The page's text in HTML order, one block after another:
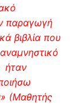
παραγωγή
βιβλία που
ήταν
(Μαθητής